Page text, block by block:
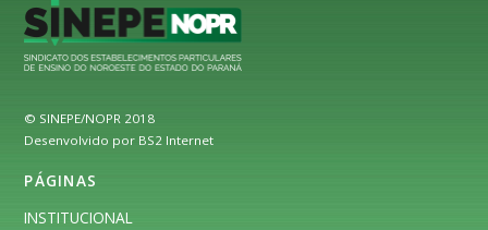
© SINEPE/NOPR 2018
Desenvolvido por BS2 Internet
PÁGINAS
INSTITUCIONAL